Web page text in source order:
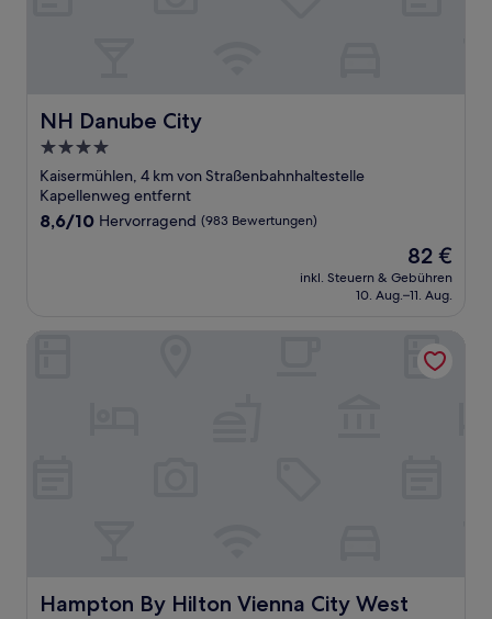
NH Danube City
NH Danube City
4.0-
Sterne-
Unterkunft
Kaisermühlen, 4 km von Straßenbahnhaltestelle
Kapellenweg entfernt
8.6
8,6/10 Hervorragend (983 Bewertungen)
Der
Preis
beträgt
82 €
inkl. Steuern & Gebühren
10. Aug.–11. Aug.
Hampton By Hilton Vienna City West
Hampton By Hilton Vienna City West